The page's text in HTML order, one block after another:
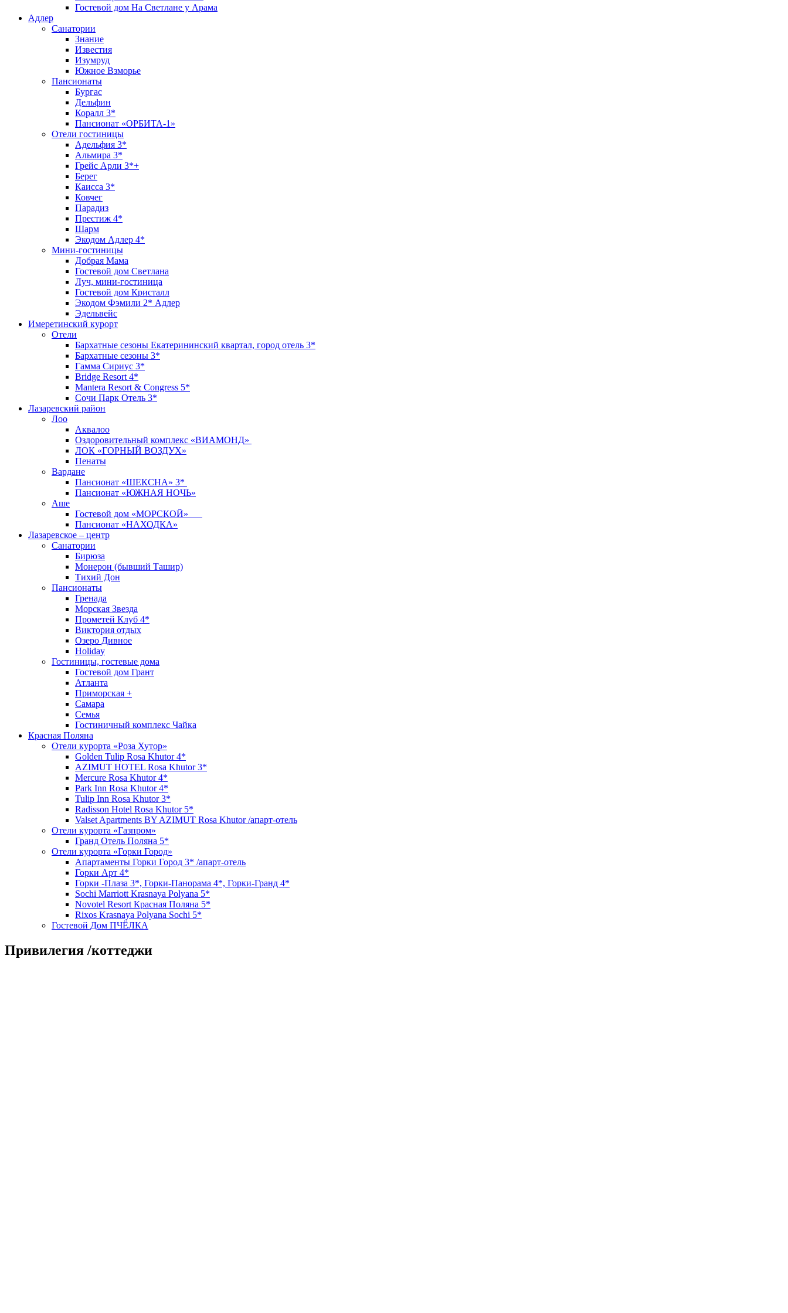
Гостевой дом На Светлане у Арама
Адлер
Санатории
Знание
Известия
Изумруд
Южное Взморье
Пансионаты
Бургас
Дельфин
Коралл 3*
Пансионат «ОРБИТА-1»
Отели гостиницы
Адельфия 3*
Альмира 3*
Грейс Арли 3*+
Берег
Каисса 3*
Ковчег
Парадиз
Престиж 4*
Шарм
Экодом Адлер 4*
Мини-гостиницы
Добрая Мама
Гостевой дом Светлана
Луч, мини-гостиница
Гостевой дом Кристалл
Экодом Фэмили 2* Адлер
Эдельвейс
Имеретинский курорт
Отели
Бархатные сезоны Екатерининский квартал, город отель 3*
Бархатные сезоны 3*
Гамма Сириус 3*
Bridge Resort 4*
Mantera Resort & Congress 5*
Сочи Парк Отель 3*
Лазаревский район
Лоо
Аквалоо
Оздоровительный комплекс «ВИАМОНД»
ЛОК «ГОРНЫЙ ВОЗДУХ»
Пенаты
Вардане
Пансионат «ШЕКСНА» 3*
Пансионат «ЮЖНАЯ НОЧЬ»
Аше
Гостевой дом «МОРСКОЙ»
Пансионат «НАХОДКА»
Лазаревское – центр
Санатории
Бирюза
Монерон (бывший Ташир)
Тихий Дон
Пансионаты
Гренада
Морская Звезда
Прометей Клуб 4*
Виктория отдых
Озеро Дивное
Holiday
Гостиницы, гостевые дома
Гостевой дом Грант
Атланта
Приморская +
Самара
Семья
Гостиничный комплекс Чайка
Красная Поляна
Отели курорта «Роза Хутор»
Golden Tulip Rosa Khutor 4*
AZIMUT HOTEL Rosa Khutor 3*
Mercure Rosa Khutor 4*
Park Inn Rosa Khutor 4*
Tulip Inn Rosa Khutor 3*
Radisson Hotel Rosa Khutor 5*
Valset Apartments BY AZIMUT Rosa Khutor /апарт-отель
Отели курорта «Газпром»
Гранд Отель Поляна 5*
Отели курорта «Горки Город»
Апартаменты Горки Город 3* /апарт-отель
Горки Арт 4*
Горки -Плаза 3*, Горки-Панорама 4*, Горки-Гранд 4*
Sochi Marriott Krasnaya Polyana 5*
Novotel Resort Красная Поляна 5*
Rixos Krasnaya Polyana Sochi 5*
Гостевой Дом ПЧЁЛКА
Привилегия /коттеджи